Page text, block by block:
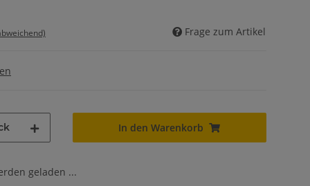
Frage zum Artikel
In den Warenkorb
geladen ...